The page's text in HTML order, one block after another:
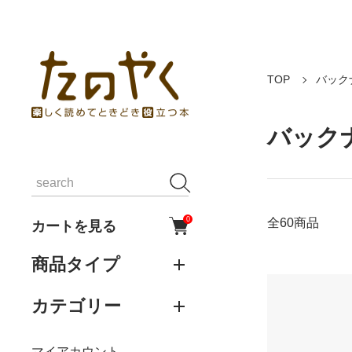
カートを見る 0
商品タイプ
カテゴリー
TOP バック
バック
全60商品